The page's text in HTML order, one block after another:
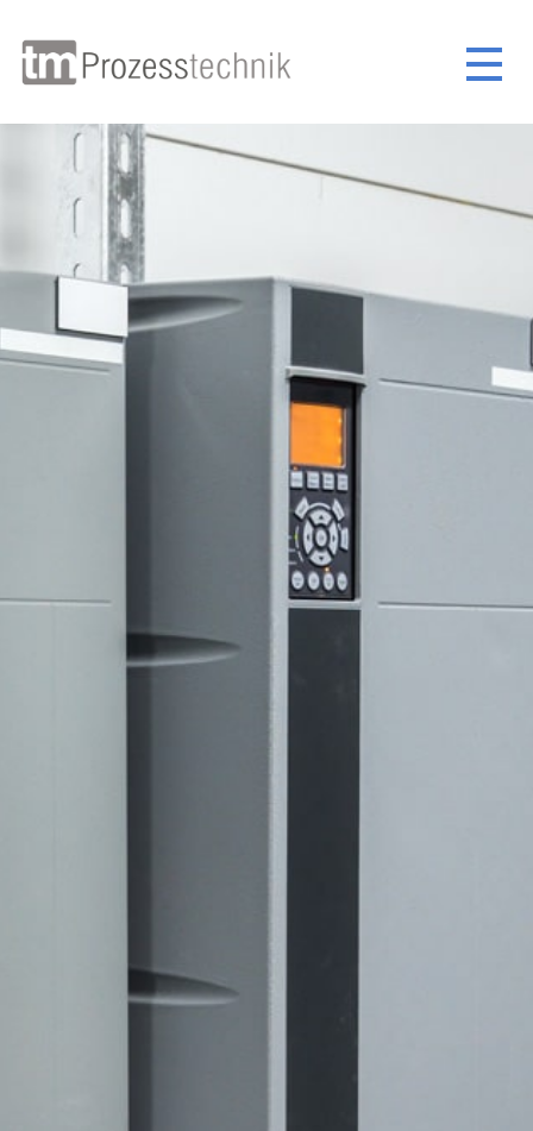
×
+49 (0) 451 / 293 981 48
+49 (0) 172 / 844 65 21
sales@tm-prozesstechnik.com